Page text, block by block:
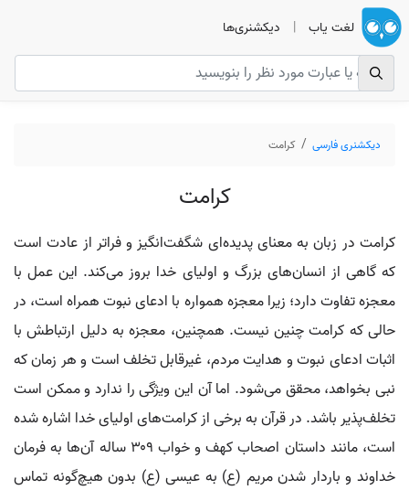
لغت یاب | دیکشنری‌ها
دیکشنری فارسی کرامت
کرامت
کرامت در زبان به معنای پدیده‌ای شگفت‌انگیز و فراتر از عادت است
که گاهی از انسان‌های بزرگ و اولیای خدا بروز می‌کند. این عمل با
معجزه تفاوت دارد؛ زیرا معجزه همواره با ادعای نبوت همراه است، در
حالی که کرامت چنین نیست. همچنین، معجزه به دلیل ارتباطش با
اثبات ادعای نبوت و هدایت مردم، غیرقابل تخلف است و هر زمان که
نبی بخواهد، محقق می‌شود. اما آن این ویژگی را ندارد و ممکن است
تخلف‌پذیر باشد. در قرآن به برخی از کرامت‌های اولیای خدا اشاره شده
است، مانند داستان اصحاب کهف و خواب ۳۰۹ ساله آن‌ها به فرمان
خداوند و باردار شدن مریم (ع) به عیسی (ع) بدون هیچ‌گونه تماس